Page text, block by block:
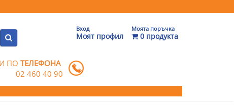
Вход
Моят профил
Моята поръчка
0 продукта
ПОТЕЛЕФОНА
02 460 40 90